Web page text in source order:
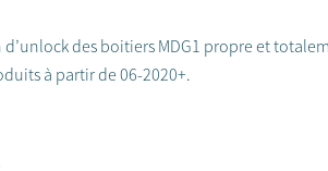
des boitiers MDG1 propre et
à partir de 06-2020+.